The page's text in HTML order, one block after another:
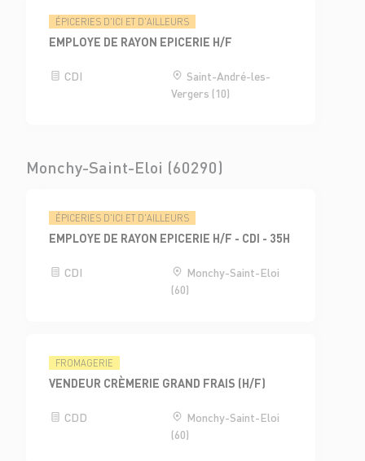
ÉPICERIES D'ICI ET D'AILLEURS
EMPLOYE DE RAYON EPICERIE H/F
CDI
Saint-André-les-
Vergers (10)
Monchy-Saint-Eloi (60290)
ÉPICERIES D'ICI ET D'AILLEURS
EMPLOYE DE RAYON EPICERIE H/F - CDI - 35H
CDI
Monchy-Saint-Eloi
(60)
FROMAGERIE
VENDEUR CRÈMERIE GRAND FRAIS (H/F)
CDD
Monchy-Saint-Eloi
(60)